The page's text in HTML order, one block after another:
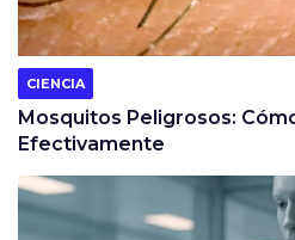
CIENCIA
Mosquitos Peligrosos:
Efectivamente